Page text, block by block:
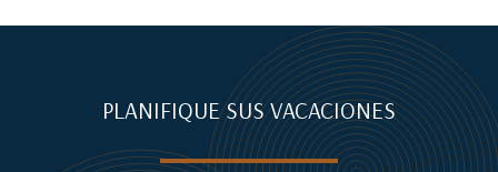
PLANIFIQUE SUS VACACIONES